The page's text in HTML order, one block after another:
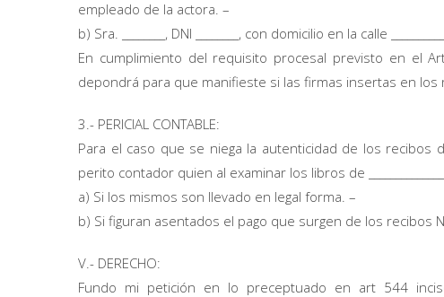
empleado de la actora. –
b) Sra. ________, DNI ________, con domicilio en la calle
En cumplimiento del requisito procesal previsto en el
depondrá para que manifieste si las firmas insertas en
3.- PERICIAL CONTABLE:
Para el caso que se niega la autenticidad de los recibos
perito contador quien al examinar los libros de
a) Si los mismos son llevado en legal forma. –
b) Si figuran asentados el pago que surgen de los recibos N.º
V.- DERECHO:
Fundo mi petición en lo preceptuado en art 544